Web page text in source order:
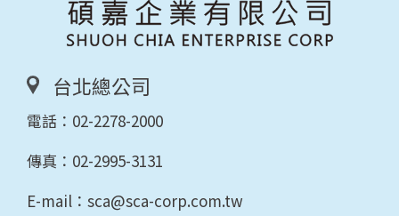
台北總公司
電話： 02-2278-2000
傳真：02-2995-3131
E-mail： sca@sca-corp.com.tw